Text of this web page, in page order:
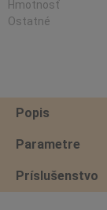
Hmotnosť
Ostatné
Popis
Parametre
Príslušenstvo